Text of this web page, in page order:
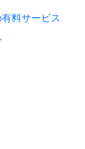
料サービス